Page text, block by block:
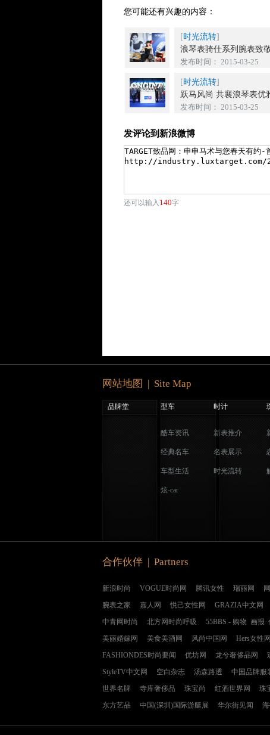
您可能还有兴趣的内容：
[时光流转]
浪琴表骑仕系列腕表致
发布时间： 2015-03-25
[时光流转]
跃马风尚 共襄浪琴表优
发布时间： 2015-03-25
发评论到新浪微博
还可以输入 140字
网站地图 | Site Map
品牌堂 型车 时计
酷车资讯
经典名车
车型生活
炫-car
新表推介
名表展示
时光流转
合作伙伴 | Partners
新浪时尚 VOGUE时尚网 腾讯女性 瑞丽网
腕表之家
嘉人网 悦己女性网 GRAZIA中文网
中青网时尚
北方网时尚呼吸 55BBS - 购物 画报
美丽婚嫁网
美食美酒网 风尚中国网 Hers女性网
FASHIONDES时尚要闻
优坊网 龙兮奢侈品网
StyleTV中文网
空白杂志 汤森路透 中国品牌服
世界名牌
寺库奢侈品 珠宝尚 红酒世界网 珠
东方艺品
中国(深圳)国际游艇展 华尔街见闻